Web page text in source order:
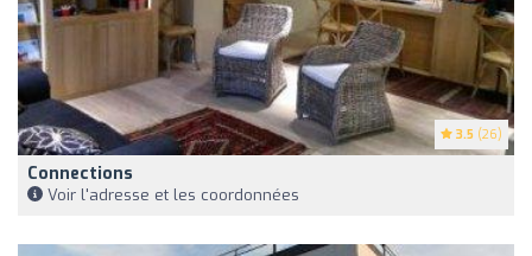
3.5 (26)
Connections
Voir l'adresse et les coordonnées